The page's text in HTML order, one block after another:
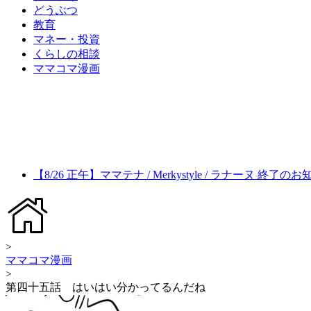
どうぶつ
教育
マネー・投資
くらしの相談
ママコマ漫画
【8/26 正午】ママテナ / Merkystyle / ラナーヌ 終了のお
>
ママコマ漫画
>
第四十五話 はいはい分かってるんだね